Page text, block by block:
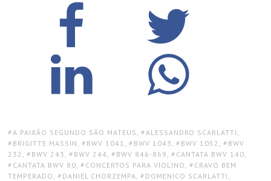
TAGS:
A PAIXÃO SEGUNDO SÃO MATEUS , ALESSANDRO SCARLATTI
BRIGITTE MASSIN , BWV 1041 , BWV 1043 , BWV 1052 , BWV
232
, BWV 243 , BWV 244 , BWV 846-869 , CANTATA BWV 140
CANTATA BWV 80 , CONCERTOS PARA VIOLINO , CRAVO BEM
TEMPERADO , DANIEL CHORZEMPA , DOMENICO SCARLATTI